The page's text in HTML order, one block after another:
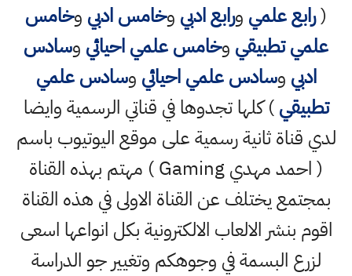
(رابع علمي ورابع ادبي وخامس ادبي وخامس
علمي تطبيقي وخامس علمي احيائي وسادس
ادبي وسادس علمي احيائي وسادس علمي
تطبيقي) كلها تجدوها في قناتي الرسمية وايضا
لدي قناة ثانية رسمية على موقع اليوتيوب باسم
( احمد مهدي Gaming ) مهتم بهذه القناة
بمجتمع يختلف عن القناة الاولى في هذه القناة
اقوم بنشر الالعاب الالكترونية بكل انواعها اسعى
لزرع البسمة في وجوهكم وتغيير جو الدراسة